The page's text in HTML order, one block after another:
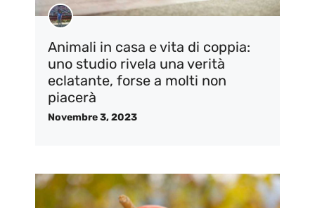
Animali in casa e vita di coppia:
uno studio rivela una verità
eclatante, forse a molti non
piacerà
Novembre 3, 2023